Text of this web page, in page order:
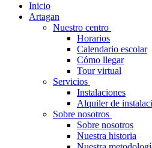
Inicio
Artagan
Nuestro centro
Horarios
Calendario escolar
Cómo llegar
Tour virtual
Servicios
Instalaciones
Alquiler de
Sobre nosotros
Sobre nosotros
Nuestra historia